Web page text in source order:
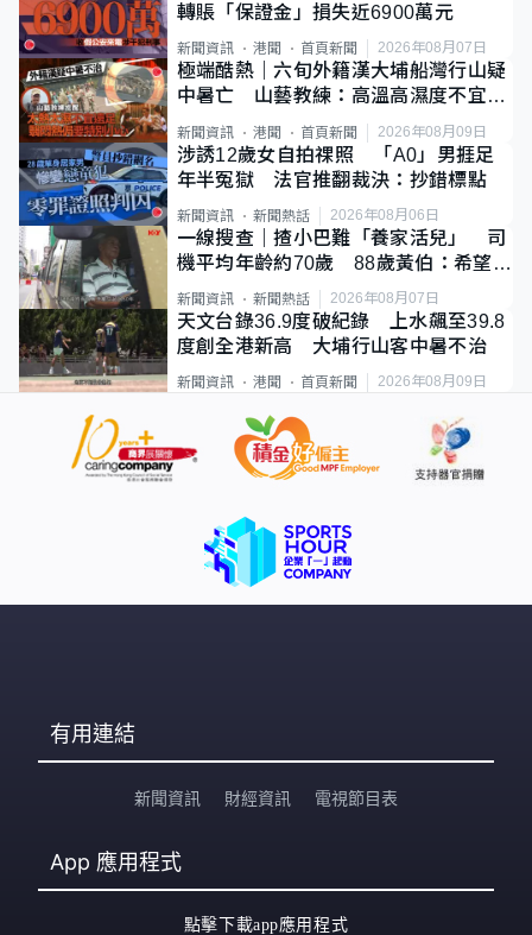
轉賬「保證金」損失近6900萬元
新聞資訊 港聞 首頁新聞 2026年08月07日
極端酷熱｜六旬外籍漢大埔船灣行山疑
中暑亡 山藝教練：高溫高濕度不宜遠
新聞資訊 港聞 首頁新聞 2026年08月09日
涉誘12歲女自拍祼照 「A0」男捱足
年半冤獄 法官推翻裁決：抄錯標點
新聞資訊 新聞熱話 2026年08月06日
一線搜查｜揸小巴難「養家活兒」 司
機平均年齡約70歲 88歲黃伯：希望一
直揸落去
新聞資訊 新聞熱話 2026年08月07日
天文台錄36.9度破紀錄 上水飆至39.8
度創全港新高 大埔行山客中暑不治
新聞資訊 港聞 首頁新聞 2026年08月09日
有用連結
新聞資訊 財經資訊 電視節目表
App 應用程式
點擊下載app應用程式